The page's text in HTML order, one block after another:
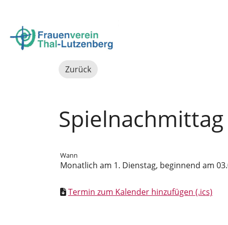
Zurück
Spielnachmittag
Wann
Monatlich am 1. Dienstag, beginnend am
Termin zum Kalender hinzufügen (.ics)